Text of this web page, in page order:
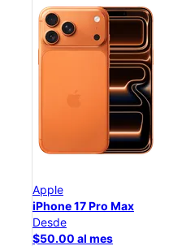
Apple
iPhone 17 Pro
Desde
$45.84 al mes